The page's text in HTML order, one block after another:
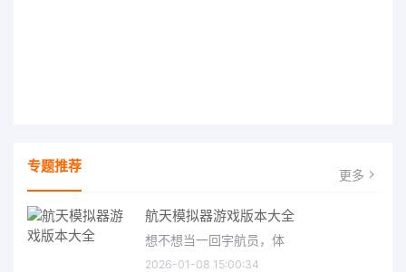
专题推荐 更多
航天模拟器游戏版本大全
想不想当一回宇航员，体
2026-01-08 15:00:34